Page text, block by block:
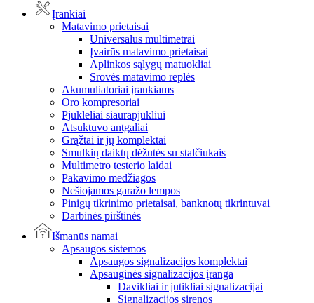
Įrankiai
Matavimo prietaisai
Universalūs multimetrai
Įvairūs matavimo prietaisai
Aplinkos sąlygų matuokliai
Srovės matavimo replės
Akumuliatoriai įrankiams
Oro kompresoriai
Pjūkleliai siaurapjūkliui
Atsuktuvo antgaliai
Grąžtai ir jų komplektai
Smulkių daiktų dėžutės su stalčiukais
Multimetro testerio laidai
Pakavimo medžiagos
Nešiojamos garažo lempos
Pinigų tikrinimo prietaisai, banknotų tikrintuvai
Darbinės pirštinės
Išmanūs namai
Apsaugos sistemos
Apsaugos signalizacijos komplektai
Apsauginės signalizacijos įranga
Davikliai ir jutikliai signalizacijai
Signalizacijos sirenos